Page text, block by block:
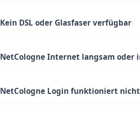
Kein DSL oder Glasfaser verfügbar
NetCologne Internet langsam oder
NetCologne Login funktioniert nicht